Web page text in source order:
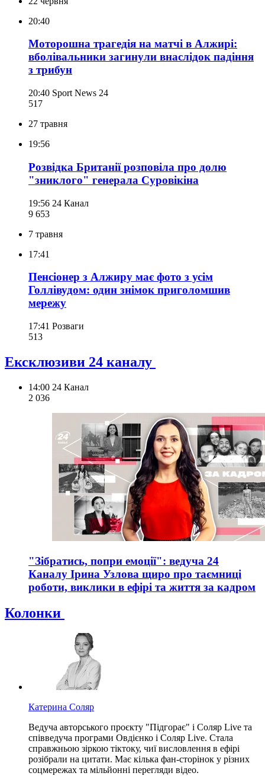
20:40
Моторошна трагедія на матчі в Алжирі:
вболівальники загинули внаслідок падіння
з трибун
20:40 Sport News 24
517
27 травня
19:56
Розвідка Британії розповіла про долю
"зниклого" генерала Суровікіна
19:56 24 Канал
9 653
7 травня
17:41
Пенсіонер з Алжиру має фото з усім
Голлівудом: один знімок приголомшив
мережу
17:41 Розваги
513
Ексклюзиви 24 каналу
14:00 24 Канал
2 036
"Зібратись, попри емоції": ведуча 24
Каналу Ірина Узлова щиро про таємниці
роботи, виклики в ефірі та життя за кадром
Колонки
Катерина Соляр
Ведуча авторського проєкту "Підгорає" і Соляр Live та
співведуча програми Овдієнко і Соляр Live. Стала
справжньою зіркою тіктоку, чиї висловлення в ефірі
розібрали на цитати. Має кілька фан-сторінок у різних
соцмережах та мільйонні перегляди відео.